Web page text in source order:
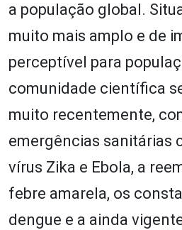
a população global.
muito mais amplo e de
perceptível para
comunidade científica
muito recentemente,
emergências sanitárias
vírus Zika e Ebola, a
febre amarela, os
dengue e a ainda